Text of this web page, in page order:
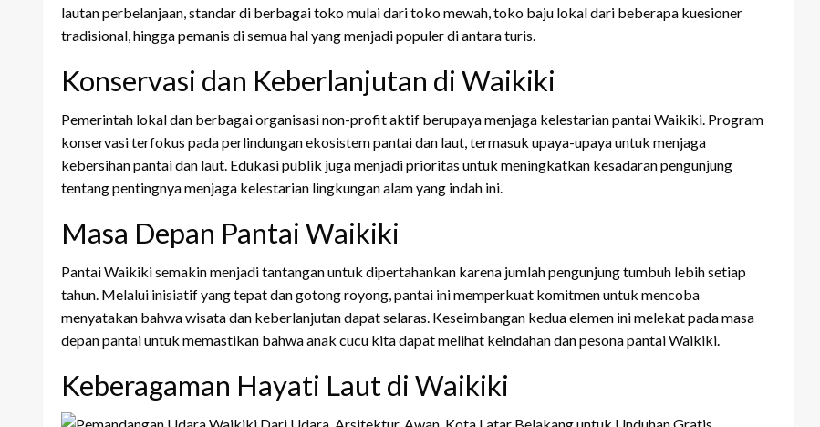
lautan perbelanjaan, standar di berbagai toko mulai dari toko mewah, toko baju lokal dari beberapa kuesioner
tradisional, hingga pemanis di semua hal yang menjadi populer di antara turis.
Konservasi dan Keberlanjutan di Waikiki
Pemerintah lokal dan berbagai organisasi non-profit aktif berupaya menjaga kelestarian pantai Waikiki. Program
konservasi terfokus pada perlindungan ekosistem pantai dan laut, termasuk upaya-upaya untuk menjaga
kebersihan pantai dan laut. Edukasi publik juga menjadi prioritas untuk meningkatkan kesadaran pengunjung
tentang pentingnya menjaga kelestarian lingkungan alam yang indah ini.
Masa Depan Pantai Waikiki
Pantai Waikiki semakin menjadi tantangan untuk dipertahankan karena jumlah pengunjung tumbuh lebih setiap
tahun. Melalui inisiatif yang tepat dan gotong royong, pantai ini memperkuat komitmen untuk mencoba
menyatakan bahwa wisata dan keberlanjutan dapat selaras. Keseimbangan kedua elemen ini melekat pada masa
depan pantai untuk memastikan bahwa anak cucu kita dapat melihat keindahan dan pesona pantai Waikiki.
Keberagaman Hayati Laut di Waikiki